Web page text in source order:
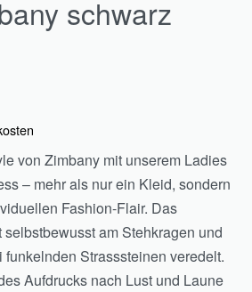
schwarz
von Zimbany mit unserem Ladies
– mehr als nur ein Kleid, sondern
Fashion-Flair. Das
am Stehkragen und
Strasssteinen veredelt.
Aufdrucks nach Lust und Laune